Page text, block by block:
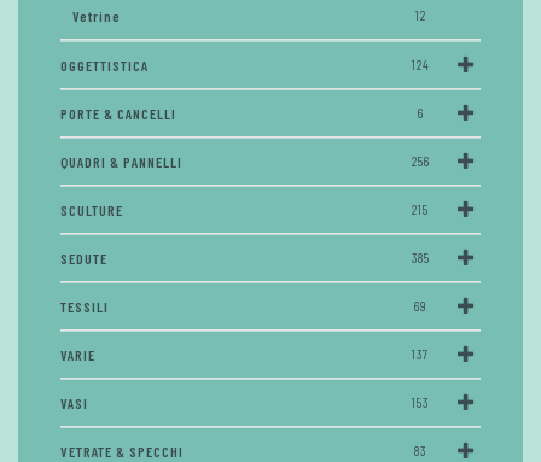
Vetrine 12
OGGETTISTICA 124
PORTE & CANCELLI 6
QUADRI & PANNELLI 256
SCULTURE 215
SEDUTE 385
TESSILI 69
VARIE 137
VASI 153
VETRATE & SPECCHI 83